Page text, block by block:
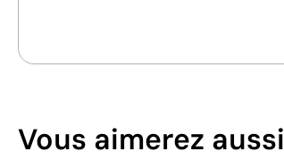
Vous aimerez aussi